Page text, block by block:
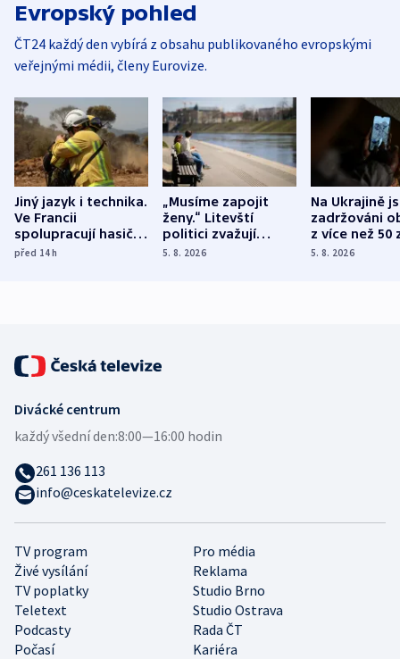
Evropský pohled
ČT24 každý den vybírá z obsahu publikovaného evropskými
veřejnými médii, členy Eurovize.
Jiný jazyk i technika.
Ve Francii
spolupracují hasiči z
různých zemí
před 14h
„Musíme zapojit
ženy.“ Litevští
politici zvažují
dohodu o
5. 8. 2026
Na Ukrajině
zadržováni
z více než 50
Bojovali na
5. 8. 2026
TV program
Pro média
Živé vysílání
Reklama
TV poplatky
Studio Brno
Teletext
Studio Ostrava
Podcasty
Rada ČT
Počasí
Kariéra
Divácké centrum
každý všední den:8:00—16:00 hodin
261 136 113
info@ceskatelevize.cz